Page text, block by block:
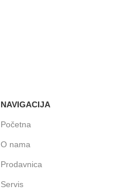
NAVIGACIJA
Početna
O nama
Prodavnica
Servis